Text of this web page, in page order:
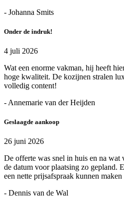
- Johanna Smits
Onder de indruk!
4 juli 2026
Wat een enorme vakman, hij heeft
hoge kwaliteit. De kozijnen stralen
volledig content!
- Annemarie van der Heijden
Geslaagde aankoop
26 juni 2026
De offerte was snel in huis en na wat
de datum voor plaatsing zo gepland.
een nette prijsafspraak kunnen
- Dennis van de Wal